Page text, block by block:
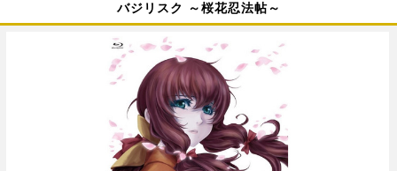
ニュース一覧
ゲーム・アプリ マンガ
音楽
グッズ イベント
特集一覧 カバー
インタビュー レポート
ラキりす
連載マンガ一覧 連載一覧
番組・動画一覧 ラジオ
バジリスク ～桜花忍法帖～